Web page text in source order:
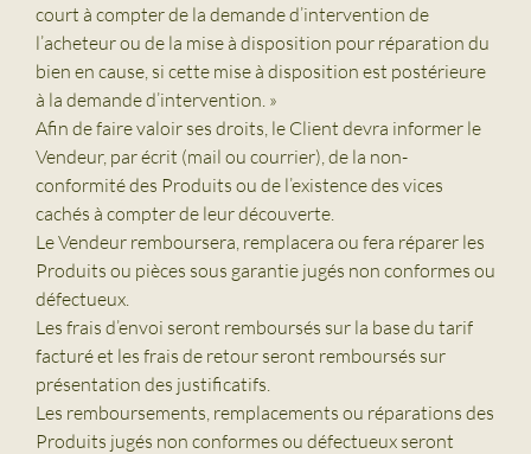
court à compter de la demande d’intervention de
l’acheteur ou de la mise à disposition pour réparation du
bien en cause, si cette mise à disposition est postérieure
à la demande d’intervention. »
Afin de faire valoir ses droits, le Client devra informer le
Vendeur, par écrit (mail ou courrier), de la non-
conformité des Produits ou de l’existence des vices
cachés à compter de leur découverte.
Le Vendeur remboursera, remplacera ou fera réparer les
Produits ou pièces sous garantie jugés non conformes ou
défectueux.
Les frais d’envoi seront remboursés sur la base du tarif
facturé et les frais de retour seront remboursés sur
présentation des justificatifs.
Les remboursements, remplacements ou réparations des
Produits jugés non conformes ou défectueux seront